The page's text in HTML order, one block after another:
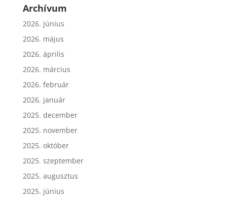
Archívum
2026. június
2026. május
2026. április
2026. március
2026. február
2026. január
2025. december
2025. november
2025. október
2025. szeptember
2025. augusztus
2025. június